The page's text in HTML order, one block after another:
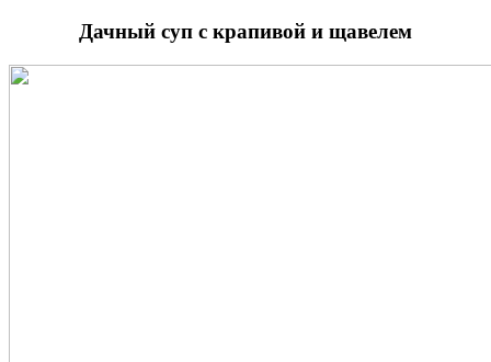
Дачный суп с крапивой и щавелем